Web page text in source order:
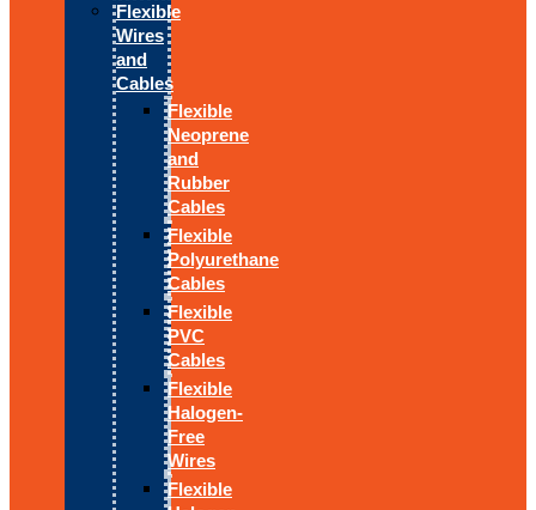
Flexible
Wires
and
Cables
Flexible
Neoprene
and
Rubber
Cables
Flexible
Polyurethane
Cables
Flexible
PVC
Cables
Flexible
Halogen-
Free
Wires
Flexible